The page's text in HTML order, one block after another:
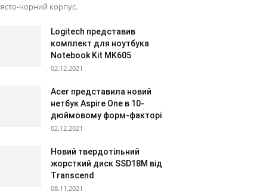
чорний корпус.
Logitech представив
комплект для ноутбука
Notebook Kit MK605
02.12.2021
Acer представила новий
нетбук Aspire One в 10-
дюймовому форм-факторі
02.12.2021
Новий твердотільний
жорсткий диск SSD18M від
Transcend
08.11.2021